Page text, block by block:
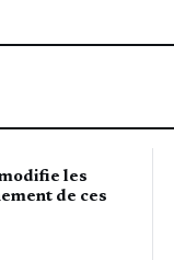
les
de ces